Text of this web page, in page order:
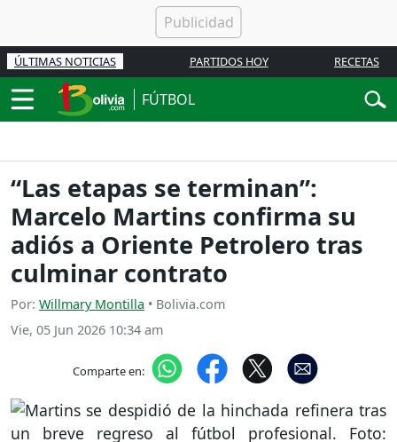
ÚLTIMAS NOTICIAS PARTIDOS HOY RECETAS
FÚTBOL
“Las etapas se terminan”:
Marcelo Martins confirma su
adiós a Oriente Petrolero tras
culminar contrato
Por: Willmary Montilla • Bolivia.com
Vie, 05 Jun 2026 10:34 am
Comparte en: